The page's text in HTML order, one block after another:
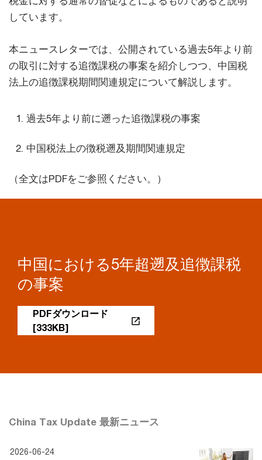
しています。
本ニュースレターでは、公開されている過去5年より前
の取引に対する追徴課税の事案を紹介しつつ、中国税
法上の追徴課税期間関連規定について解説します。
過去5年より前に遡った追徴課税の事案
中国税法上の徴税遡及期間関連規定
（全文はPDFをご参照ください。）
中国における5年超遡及追徴課税
の事案
PDFダウンロード
[333KB]
China Tax Update 最新ニュース
2026-06-24